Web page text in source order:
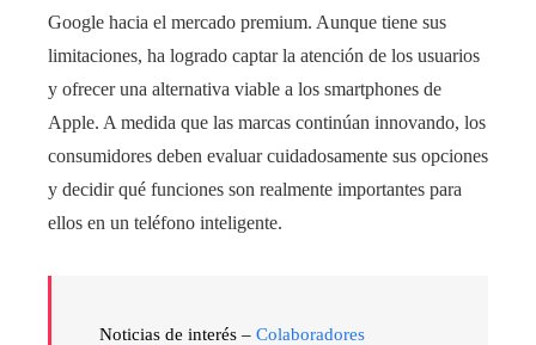
Google hacia el mercado premium. Aunque tiene sus
limitaciones, ha logrado captar la atención de los usuarios
y ofrecer una alternativa viable a los smartphones de
Apple. A medida que las marcas continúan innovando, los
consumidores deben evaluar cuidadosamente sus opciones
y decidir qué funciones son realmente importantes para
ellos en un teléfono inteligente.
Noticias de interés – Colaboradores